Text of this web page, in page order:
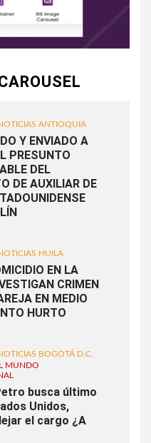
ANTIOQUIA
Y ENVIADO A
PRESUNTO
DEL
DE AUXILIAR DE
HUILA
EN LA
CRIMEN
EN MEDIO
HURTO
BOGOTÁ D.C.
MUNDO
busca último
Unidos,
el cargo ¿A